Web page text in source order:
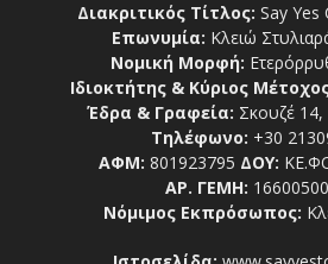
Διακριτικός Τίτλος: Say
Επωνυμία: Κλειώ
Νομική Μορφή:
Ιδιοκτήτης & Κύριος
Έδρα & Γραφεία: Σκουζέ 14,
Τηλέφωνο: +30
ΑΦΜ: 801923795 ΔΟΥ:
ΑΡ. ΓΕΜΗ:
Νόμιμος Εκπρόσωπος: